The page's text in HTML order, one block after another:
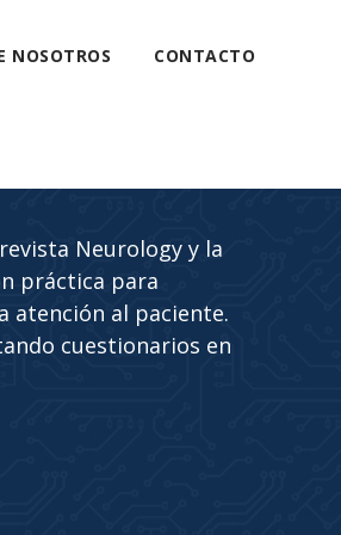
NOSOTROS CONTACTO
Neurology y la
práctica para
atención al paciente.
cuestionarios en